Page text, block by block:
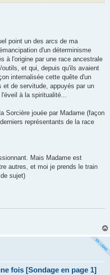
point un des arcs de ma
d'un déterminisme
à l'origine par une race ancestrale
et qui, depuis qu'ils avaient
internalisée cette quête d'un
et de servitude, appuyés par un
à la spiritualité...
Sorcière jouée par Madame (façon
représentants de la race
Mais Madame est
autres, et moi je prends le train
sujet)
fois [Sondage en page 1]